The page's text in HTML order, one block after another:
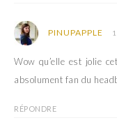
PINUPAPPLE
Wow qu’elle est jolie
absolument fan du
RÉPONDRE